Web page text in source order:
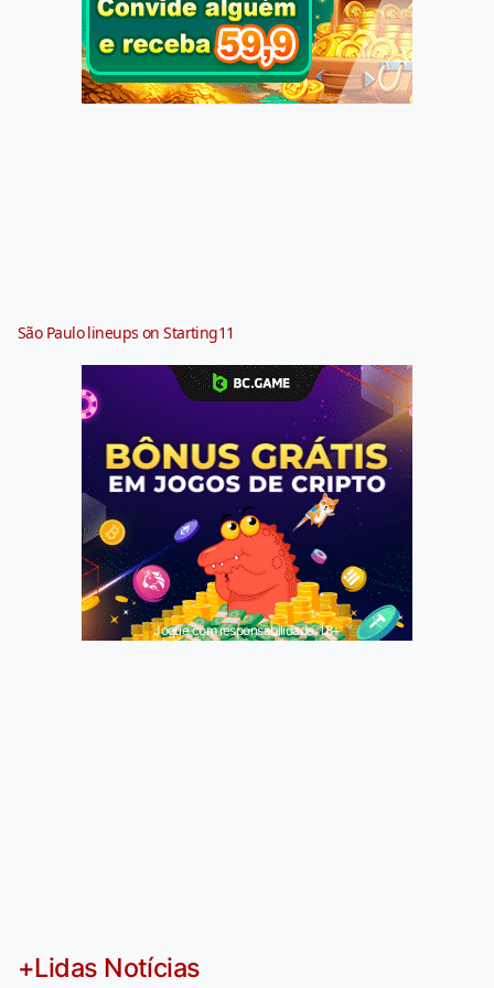
São Paulo lineups on Starting11
Jogue com responsabilidade. 18+
+Lidas Notícias